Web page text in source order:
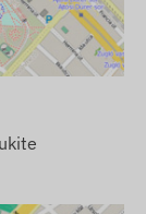
ja
emaplaat